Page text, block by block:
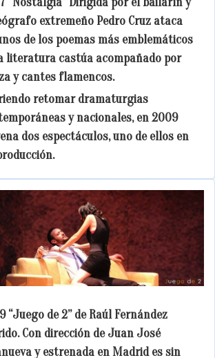
extremeño Pedro Cruz ataca
de los poemas más emblemáticos
literatura castúa acompañado por
y cantes flamencos.
retomar dramaturgias
y nacionales, en 2009
dos espectáculos, uno de ellos en
“Juego de 2” de Raúl Fernández
Con dirección de Juan José
y estrenada en Madrid es sin